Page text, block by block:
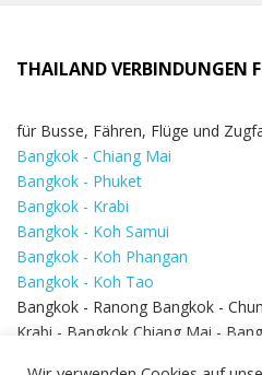
THAILAND VERBINDUNGEN
für Busse, Fähren, Flüge und
Bangkok - Chiang Mai
Bangkok - Phuket
Bangkok - Krabi
Bangkok - Koh Samui
Bangkok - Koh Phangan
Bangkok - Koh Tao
Bangkok - Ranong Bangkok -
Krabi - Bangkok Chiang Mai -